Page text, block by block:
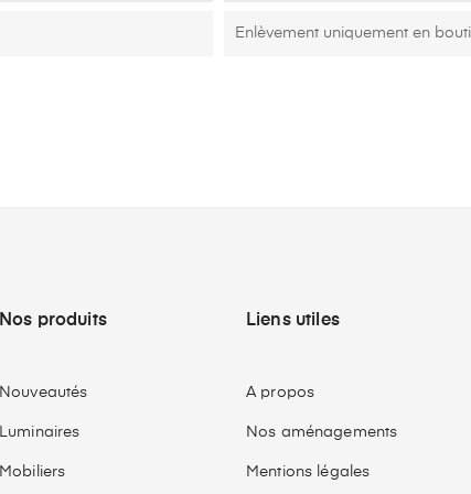
Enlèvement uniquement en
Nos produits
Nouveautés
Luminaires
Mobiliers
Liens utiles
A propos
Nos aménagements
Mentions légales